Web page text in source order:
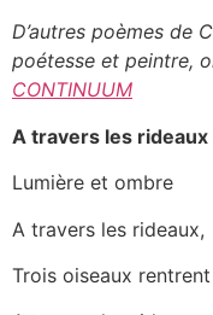
D’autres poèmes de
poétesse et peintre,
CONTINUUM
A travers les rideaux
Lumière et ombre
A travers les rideaux,
Trois oiseaux rentrent